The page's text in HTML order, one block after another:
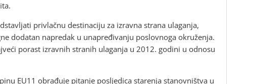
privlačnu destinaciju za izravna strana ulaganja,
dodatan napredak u unapređivanju poslovnoga okruženja.
porast izravnih stranih ulaganja u 2012. godini u odnosu
EU11 obrađuje pitanje posljedica starenja stanovništva u